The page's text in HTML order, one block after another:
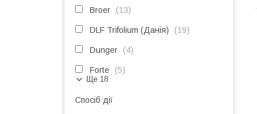
Broer 13
DLF Trifolium (Данія) 19
Dunger 4
Forte 5
Ще 18
Спосіб дії